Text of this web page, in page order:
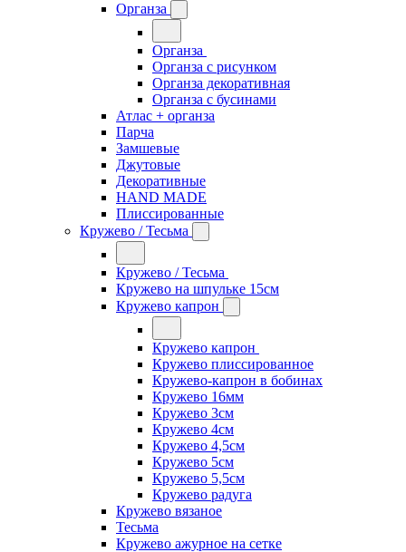
Органза
Органза
Органза с рисунком
Органза декоративная
Органза с бусинами
Атлас + органза
Парча
Замшевые
Джутовые
Декоративные
HAND MADE
Плиссированные
Кружево / Тесьма
Кружево / Тесьма
Кружево на шпульке 15см
Кружево капрон
Кружево капрон
Кружево плиссированное
Кружево-капрон в бобинах
Кружево 16мм
Кружево 3см
Кружево 4см
Кружево 4,5см
Кружево 5см
Кружево 5,5см
Кружево радуга
Кружево вязаное
Тесьма
Кружево ажурное на сетке